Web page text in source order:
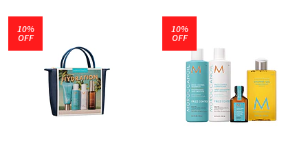
10%
OFF
10%
OFF